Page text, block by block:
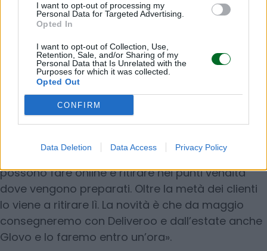
I want to opt-out of processing my
Personal Data for Targeted Advertising.
Opted In
I want to opt-out of Collection, Use,
Retention, Sale, and/or Sharing of my
Personal Data that Is Unrelated with the
Purposes for which it was collected.
Opted Out
CONFIRM
Data Deletion Data Access Privacy Policy
volevamo che gli habitué di un prodotto, a un
tratto non lo trovassero più e dovessero ripiegare
su altro. Così abbiamo messo i 300 prodotti
autovendenti a un prezzo ribassato per diversi
mesi l’anno».
Avete anche lanciato un portale e un’app.
«Il 12% e potenzia l’offerta in negozio. Gli ordini si
possono fare online e ritirare nei punti vendita
dove vengono preparati. Oltre la metà dei clienti
lo viene a ritirare lì. La novità è che da maggio
consegneremo con Deliveroo e dall’estate anche
Glovo e lo faremo entro un’ora».